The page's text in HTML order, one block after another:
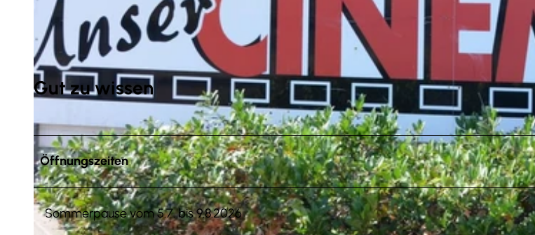
© Tourist-Information Salzgitter c/o Wirtschafts- und Innovationsförderung Salzgitter GmbH |CC-BY
Gut zu wissen
Öffnungszeiten
Sommerpause vom 5.7. bis 9.8.2026